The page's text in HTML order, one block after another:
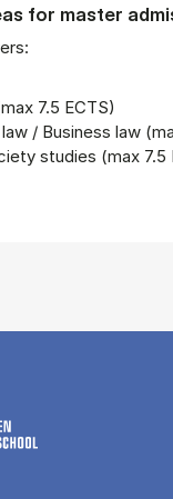
for master
7.5 ECTS)
/ Business law
studies (max 7.5